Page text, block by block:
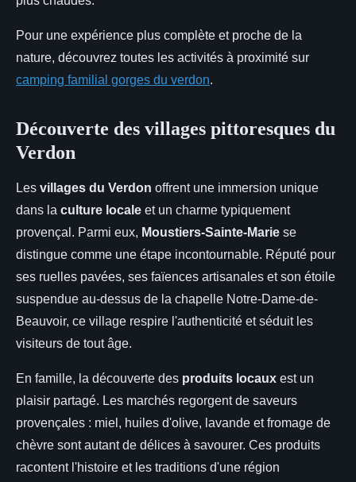
Pour une expérience plus complète et proche de la
nature, découvrez toutes les activités à proximité sur
camping familial gorges du verdon.
Découverte des villages pittoresques du
Verdon
Les villages du Verdon offrent une immersion unique
dans la culture locale et un charme typiquement
provençal. Parmi eux, Moustiers-Sainte-Marie se
distingue comme une étape incontournable. Réputé pour
ses ruelles pavées, ses faïences artisanales et son étoile
suspendue au-dessus de la chapelle Notre-Dame-de-
Beauvoir, ce village respire l'authenticité et séduit les
visiteurs de tout âge.
En famille, la découverte des produits locaux est un
plaisir partagé. Les marchés regorgent de saveurs
provençales : miel, huiles d'olive, lavande et fromage de
chèvre sont autant de délices à savourer. Ces produits
racontent l'histoire et les traditions d'une région